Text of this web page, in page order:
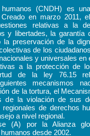
(CNDH) es
Creado en marzo 2011,
relativas a la
y libertades, la garantía
preservación de la
de los
y universales en
a la protección de
de la ley 76.15
mecanismos
de la tortura, el
de la violación de sus
de derechos
a nivel regional.
(A) por la Alianza
desde 2002.